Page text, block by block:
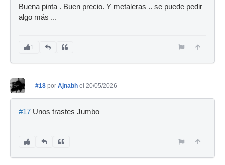
Buena pinta . Buen precio. Y metaleras .. se puede pedir
algo más ...
1
#18 por Ajnabh el 20/05/2026
#17 Unos trastes Jumbo